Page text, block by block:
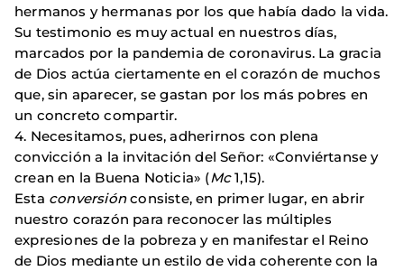
hermanos y hermanas por los que había dado la vida.
Su testimonio es muy actual en nuestros días,
marcados por la pandemia de coronavirus. La gracia
de Dios actúa ciertamente en el corazón de muchos
que, sin aparecer, se gastan por los más pobres en
un concreto compartir.
4. Necesitamos, pues, adherirnos con plena
convicción a la invitación del Señor: «Conviértanse y
crean en la Buena Noticia» (Mc1,15).
Esta conversiónconsiste, en primer lugar, en abrir
nuestro corazón para reconocer las múltiples
expresiones de la pobreza y en manifestar el Reino
de Dios mediante un estilo de vida coherente con la